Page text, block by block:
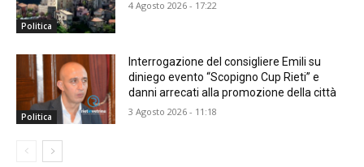
Politica
4 Agosto 2026 - 17:22
Politica
Interrogazione del consigliere Emili su
diniego evento “Scopigno Cup Rieti” e
danni arrecati alla promozione della città
3 Agosto 2026 - 11:18